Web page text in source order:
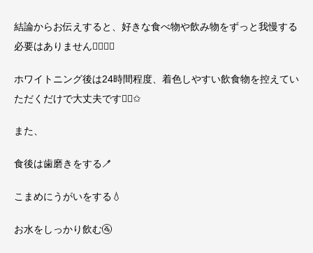
結論からお伝えすると、好きな食べ物や飲み物をずっと我慢する
必要はありません🙆🏻‍♀️✨️
ホワイトニング後は24時間程度、着色しやすい飲食物を控えてい
ただくだけで大丈夫です👌🏻✩
また、
食後は歯磨きをする🪥
こまめにうがいをする💧
お水をしっかり飲む🚰